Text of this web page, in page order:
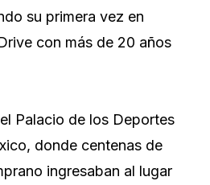
su primera vez en
con más de 20 años
Palacio de los Deportes
donde centenas de
ingresaban al lugar